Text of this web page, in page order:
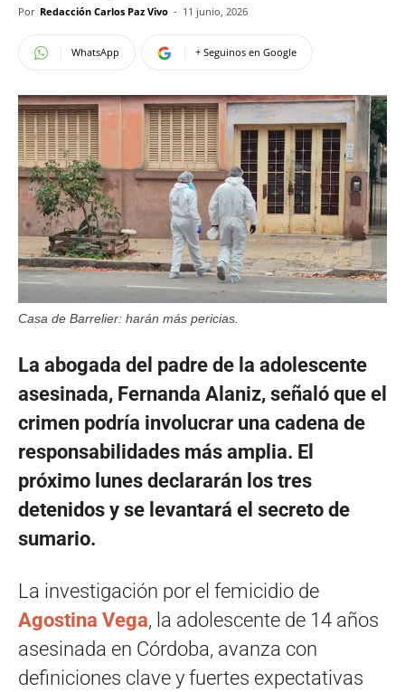
Por Redacción Carlos Paz Vivo - 11 junio, 2026
WhatsApp + Seguinos en Google
Casa de Barrelier: harán más pericias.
La abogada del padre de la adolescente
asesinada, Fernanda Alaniz, señaló que el
crimen podría involucrar una cadena de
responsabilidades más amplia. El
próximo lunes declararán los tres
detenidos y se levantará el secreto de
sumario.
La investigación por el femicidio de
Agostina Vega, la adolescente de 14 años
asesinada en Córdoba, avanza con
definiciones clave y fuertes expectativas